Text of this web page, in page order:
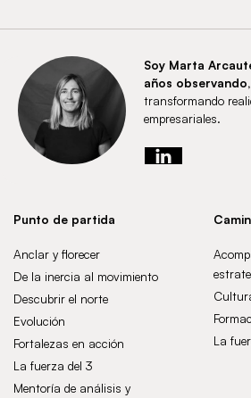
Soy Marta
años
transformando
empresariales.
Punto de partida
Anclar y florecer
De la inercia al movimiento
Descubrir el norte
Evolución
Fortalezas en acción
La fuerza del 3
Mentoría de análisis y
La